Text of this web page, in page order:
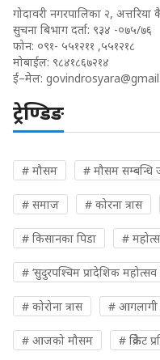
गोदावरी नगरपालिका २, अत्तरिया
सुचना बिभाग दर्ता: ९३४ -०७५/७६
फोन: ०९१- ५५१२११ ,५५१२१८
मोबाईल: ९८४१८६७२१४
ई–मेल:
ट्रेण्डिङ
# मौसम # मौसम सम्बन्धि
# समाज # कोरना त्रास
# किसानका पिडा #
# ‘सुदुरपश्चिम प्रादेशिक महोत्सव
# कोरोना त्रास # आगलागी
# आजको मौसम # क्रिकेट